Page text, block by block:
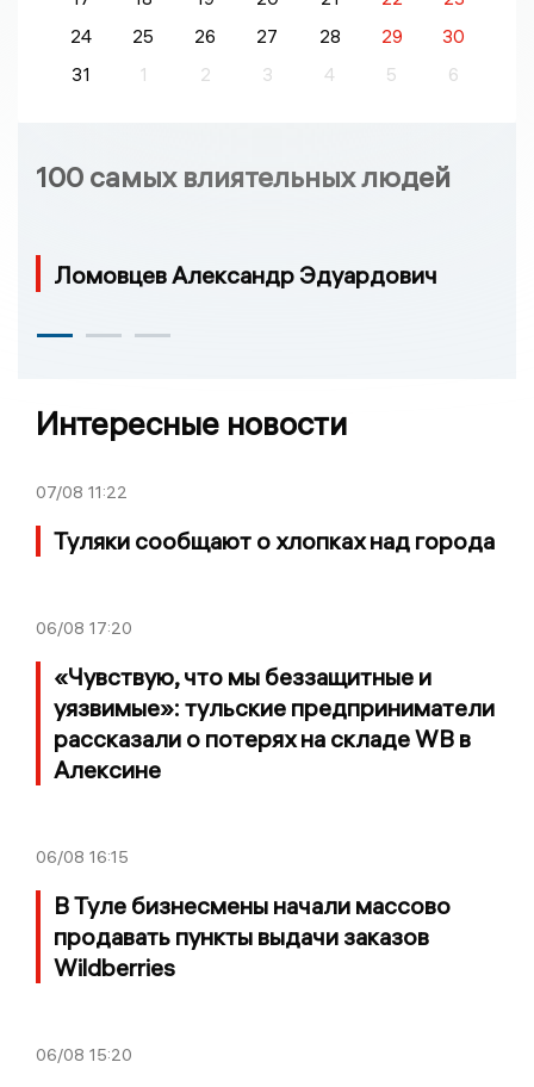
24
25 26 27 28 29
30
31
1 2 3 4 5 6
100 самых влиятельных людей
Ломовцев Александр Эдуардович
Интересные новости
07/08 11:22
Туляки сообщают о хлопках над города
06/08 17:20
«Чувствую, что мы беззащитные и
уязвимые»: тульские предприниматели
рассказали о потерях на складе WB в
Алексине
06/08 16:15
В Туле бизнесмены начали массово
продавать пункты выдачи заказов
Wildberries
06/08 15:20